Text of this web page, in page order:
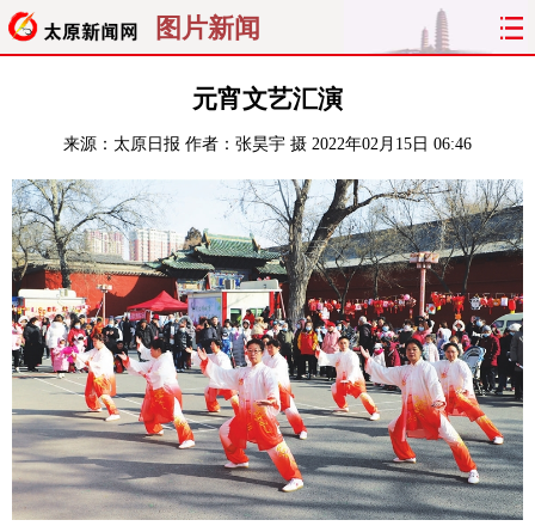
图片新闻
聚焦 太原
经济 关注 文明 出行
纵横 综合 专题
旅游 理财 政务 教育
看天下 晋月读 最太原 网罗民生
太原日报 太原晚报 热评 社区
元宵文艺汇演
来源： 太原日报 作者：张昊宇 摄 2022年02月15日 06:46